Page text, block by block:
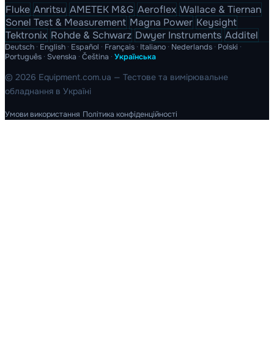
Fluke Anritsu AMETEK M&G Aeroflex Wallace & Tiernan
Sonel Test & Measurement Magna Power Keysight
Tektronix Rohde & Schwarz Dwyer Instruments Additel
Deutsch · English · Español · Français · Italiano · Nederlands · Polski ·
Português · Svenska · Čeština · Українська
© 2026 Equipment.com.ua — Тестове та вимірювальне
обладнання в Україні
Умови використання Політика конфіденційності